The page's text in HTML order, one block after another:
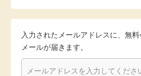
入力されたメールアドレスに、無
メールが届きます。